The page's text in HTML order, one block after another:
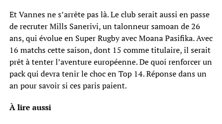
Et Vannes ne s’arrête pas là. Le club serait aussi en passe
de recruter Mills Sanerivi, un talonneur samoan de 26
ans, qui évolue en Super Rugby avec Moana Pasifika. Avec
16 matchs cette saison, dont 15 comme titulaire, il serait
prêt à tenter l’aventure européenne. De quoi renforcer un
pack qui devra tenir le choc en Top 14. Réponse dans un
an pour savoir si ces paris paient.
À lire aussi